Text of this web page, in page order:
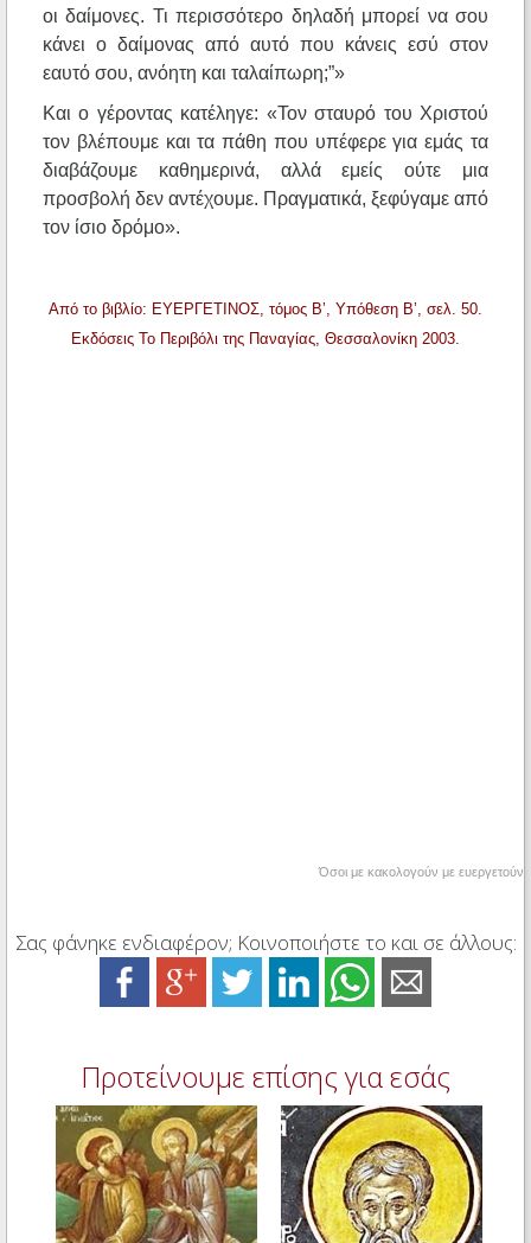
οι δαίμονες. Τι περισσότερο δηλαδή μπορεί να σου
κάνει ο δαίμονας από αυτό που κάνεις εσύ στον
εαυτό σου, ανόητη και ταλαίπωρη;”»
Και ο γέροντας κατέληγε: «Τον σταυρό του Χριστού
τον βλέπουμε και τα πάθη που υπέφερε για εμάς τα
διαβάζουμε καθημερινά, αλλά εμείς ούτε μια
προσβολή δεν αντέχουμε. Πραγματικά, ξεφύγαμε από
τον ίσιο δρόμο».
Από το βιβλίο: ΕΥΕΡΓΕΤΙΝΟΣ, τόμος Β’, Υπόθεση Β’, σελ. 50.
Εκδόσεις Το Περιβόλι της Παναγίας, Θεσσαλονίκη 2003.
Όσοι με κακολογούν με ευεργετούν
Σας φάνηκε ενδιαφέρον; Κοινοποιήστε το και σε άλλους:
Προτείνουμε επίσης για εσάς